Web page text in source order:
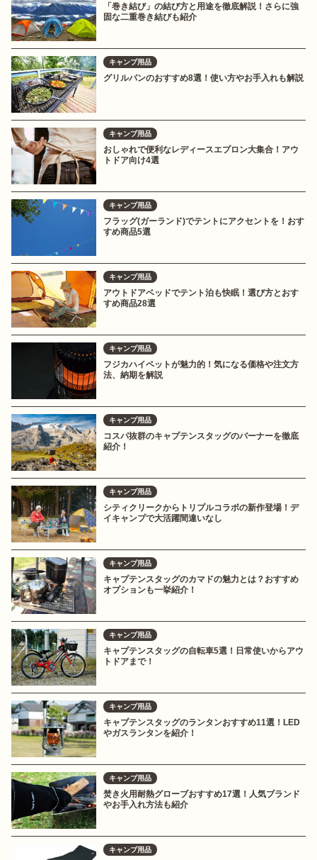
「巻き結び」の結び方と用途を徹底解説！さらに強
固な二重巻き結びも紹介
キャンプ用品
グリルパンのおすすめ8選！使い方やお手入れも解説
キャンプ用品
おしゃれで便利なレディースエプロン大集合！アウ
トドア向け4選
キャンプ用品
フラッグ(ガーランド)でテントにアクセントを！おす
すめ商品5選
キャンプ用品
アウトドアベッドでテント泊も快眠！選び方とおす
すめ商品28選
キャンプ用品
フジカハイペットが魅力的！気になる価格や注文方
法、納期を解説
キャンプ用品
コスパ抜群のキャプテンスタッグのバーナーを徹底
紹介！
キャンプ用品
シティクリークからトリプルコラボの新作登場！デ
イキャンプで大活躍間違いなし
キャンプ用品
キャプテンスタッグのカマドの魅力とは？おすすめ
オプションも一挙紹介！
キャンプ用品
キャプテンスタッグの自転車5選！日常使いからアウ
トドアまで！
キャンプ用品
キャプテンスタッグのランタンおすすめ11選！LED
やガスランタンを紹介！
キャンプ用品
焚き火用耐熱グローブおすすめ17選！人気ブランド
やお手入れ方法も紹介
キャンプ用品